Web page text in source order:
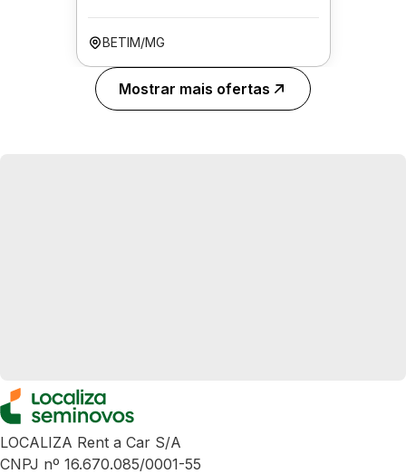
BETIM/MG
Mostrar mais ofertas
LOCALIZA Rent a Car S/A
CNPJ nº 16.670.085/0001-55